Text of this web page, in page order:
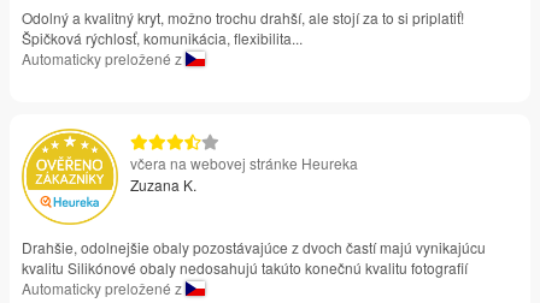
Odolný a kvalitný kryt, možno trochu drahší, ale stojí za to si priplatiť!
Špičková rýchlosť, komunikácia, flexibilita...
Automaticky preložené z
včera na webovej stránke Heureka
Zuzana K.
Drahšie, odolnejšie obaly pozostávajúce z dvoch častí majú vynikajúcu
kvalitu Silikónové obaly nedosahujú takúto konečnú kvalitu fotografií
Automaticky preložené z